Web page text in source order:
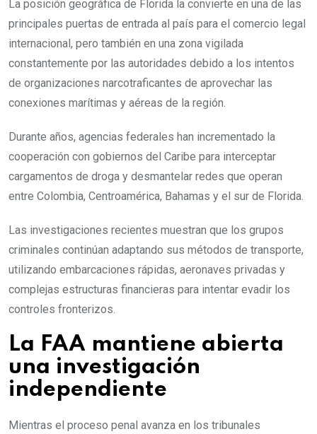
La posición geográfica de Florida la convierte en una de las
principales puertas de entrada al país para el comercio legal
internacional, pero también en una zona vigilada
constantemente por las autoridades debido a los intentos
de organizaciones narcotraficantes de aprovechar las
conexiones marítimas y aéreas de la región.
Durante años, agencias federales han incrementado la
cooperación con gobiernos del Caribe para interceptar
cargamentos de droga y desmantelar redes que operan
entre Colombia, Centroamérica, Bahamas y el sur de Florida.
Las investigaciones recientes muestran que los grupos
criminales continúan adaptando sus métodos de transporte,
utilizando embarcaciones rápidas, aeronaves privadas y
complejas estructuras financieras para intentar evadir los
controles fronterizos.
La FAA mantiene abierta
una investigación
independiente
Mientras el proceso penal avanza en los tribunales